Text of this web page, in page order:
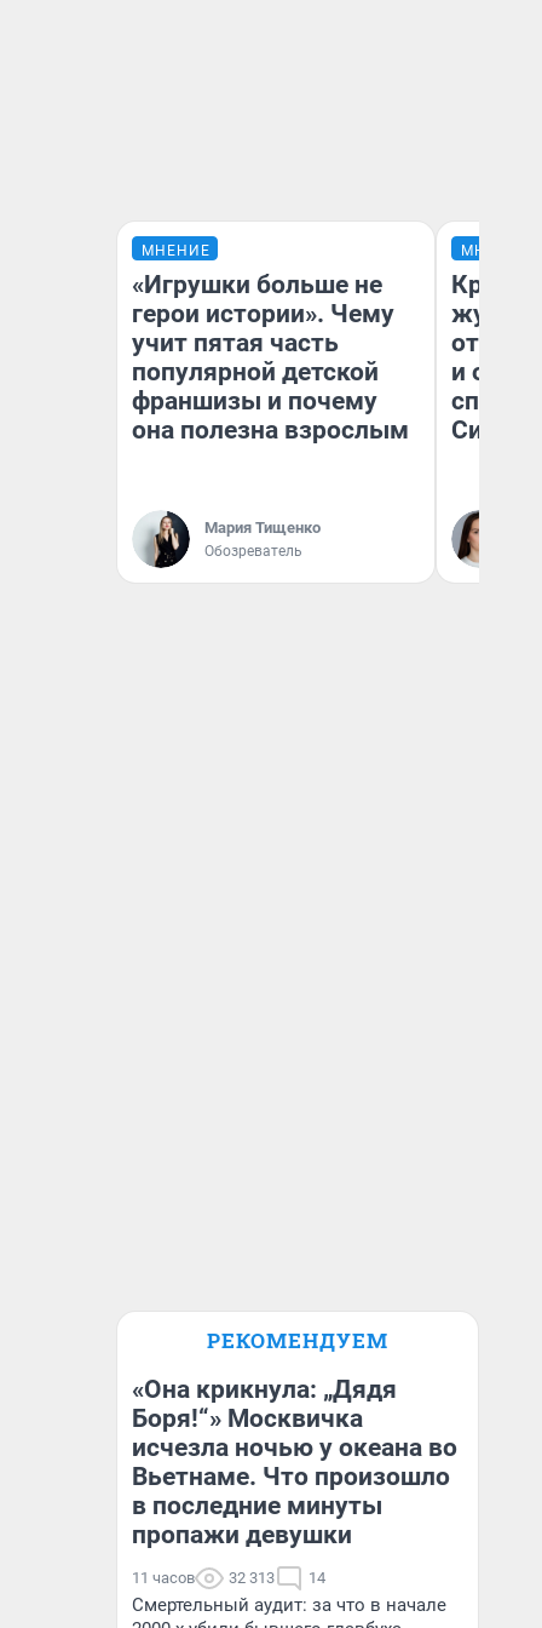
МНЕНИЕ
«Игрушки больше не
герои истории». Чему
учит пятая часть
популярной детской
франшизы и почему
она полезна взрослым
Мария Тищенко
Обозреватель
МНЕНИЕ
и
споре
РЕКОМЕНДУЕМ
«Она крикнула: „Дядя
Боря!“» Москвичка
исчезла ночью у океана во
Вьетнаме. Что произошло
в последние минуты
пропажи девушки
11 часов 32 313 14
Смертельный аудит: за что в начале